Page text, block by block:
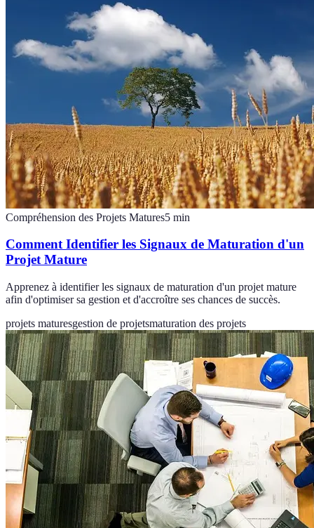
Compréhension des Projets Matures5 min
Comment Identifier les Signaux de Maturation d'un
Projet Mature
Apprenez à identifier les signaux de maturation d'un projet mature
afin d'optimiser sa gestion et d'accroître ses chances de succès.
projets maturesgestion de projetsmaturation des projets